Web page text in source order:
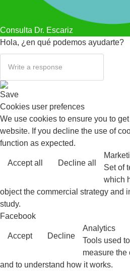
Consulta Dr. Escariz
Hola, ¿en qué podemos ayudarte?
Save
Cookies user prefences
We use cookies to ensure you to
website. If you decline the use of
function as expected.
Accept all Decline all
Set of
which
object the commercial strategy and
study.
Facebook
Accept Decline
Analytics
Tools used
measure the
and to understand how it works.